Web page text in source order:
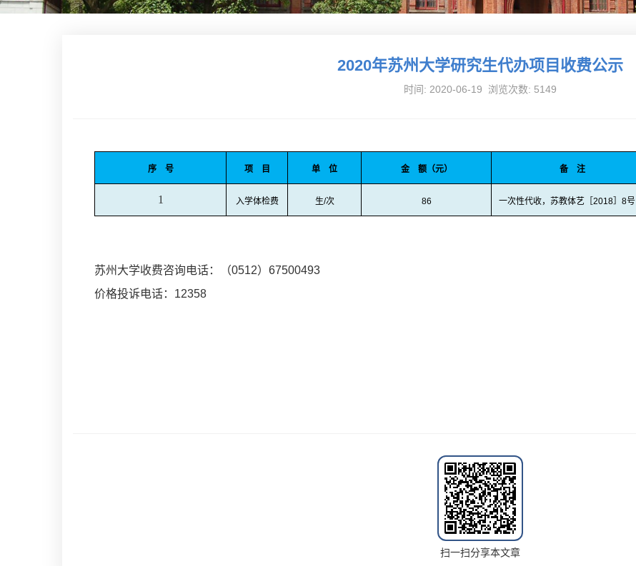
2020年苏州大学研究生代办项目收费公示
时间: 2020-06-19 浏览次数: 5149
序 号 项 目 单 位 金 额（元） 备 注
1 入学体检费 生/次 86 一次性代收，苏教体艺［ 2018］ 8号
苏州大学收费咨询电话：（0512） 67500493
价格投诉电话： 12358
扫一扫分享本文章